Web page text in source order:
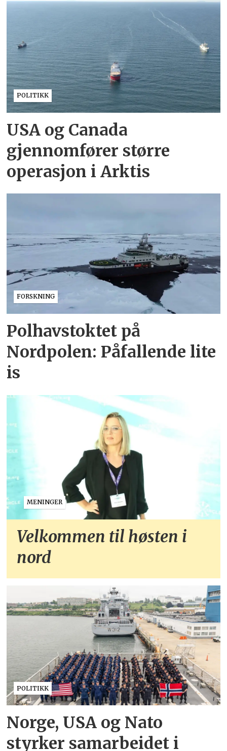
POLITIKK
USA og Canada
gjennomfører større
operasjon i Arktis
FORSKNING
Polhavstoktet på
Nordpolen: Påfallende lite
is
MENINGER
Velkommen til høsten i
nord
POLITIKK
Norge, USA og Nato
styrker samarbeidet i